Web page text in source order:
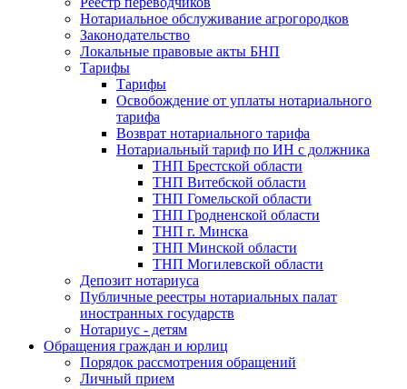
Нотариальное обслуживание агрогородков
Законодательство
Локальные правовые акты БНП
Тарифы
Тарифы
Освобождение от уплаты нотариального
тарифа
Возврат нотариального тарифа
Нотариальный тариф по ИН с должника
ТНП Брестской области
ТНП Витебской области
ТНП Гомельской области
ТНП Гродненской области
ТНП г. Минска
ТНП Минской области
ТНП Могилевской области
Депозит нотариуса
Публичные реестры нотариальных палат
иностранных государств
Нотариус - детям
Обращения граждан и юрлиц
Порядок рассмотрения обращений
Личный прием